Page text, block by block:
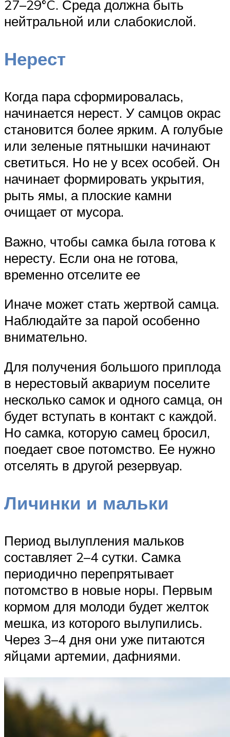
27–29°C. Среда должна быть
нейтральной или слабокислой.
Нерест
Когда пара сформировалась,
начинается нерест. У самцов окрас
становится более ярким. А голубые
или зеленые пятнышки начинают
светиться. Но не у всех особей. Он
начинает формировать укрытия,
рыть ямы, а плоские камни
очищает от мусора.
Важно, чтобы самка была готова к
нересту. Если она не готова,
временно отселите ее
Иначе может стать жертвой самца.
Наблюдайте за парой особенно
внимательно.
Для получения большого приплода
в нерестовый аквариум поселите
несколько самок и одного самца, он
будет вступать в контакт с каждой.
Но самка, которую самец бросил,
поедает свое потомство. Ее нужно
отселять в другой резервуар.
Личинки и мальки
Период вылупления мальков
составляет 2–4 сутки. Самка
периодично перепрятывает
потомство в новые норы. Первым
кормом для молоди будет желток
мешка, из которого вылупились.
Через 3–4 дня они уже питаются
яйцами артемии, дафниями.